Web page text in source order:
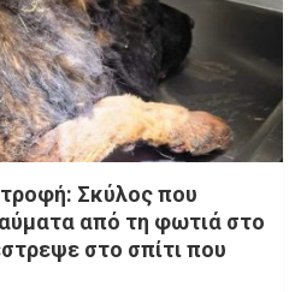
Σκύλος που
από τη φωτιά στο
στο σπίτι που